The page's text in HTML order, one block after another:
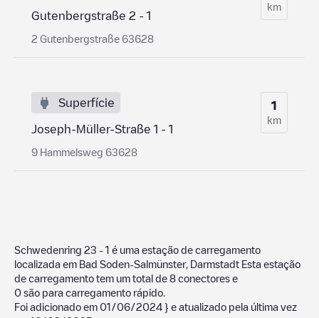
Gutenbergstraße 2 - 1
2 Gutenbergstraße 63628
km
Superfície
Joseph-Müller-Straße 1 - 1
9 Hammelsweg 63628
1
km
Schwedenring 23 - 1 é uma estação de carregamento
localizada em Bad Soden-Salmünster, Darmstadt Esta estação
de carregamento tem um total de 8 conectores e
0 são para carregamento rápido.
Foi adicionado em 01/06/2024 } e atualizado pela última vez